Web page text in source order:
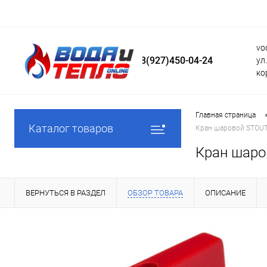
8(927)450-04-24
Каталог товаров
Главная страница
Кран шаровой
Кран
ВЕРНУТЬСЯ В РАЗДЕЛ ОБЗОР ТОВАРА ОПИСАНИЕ